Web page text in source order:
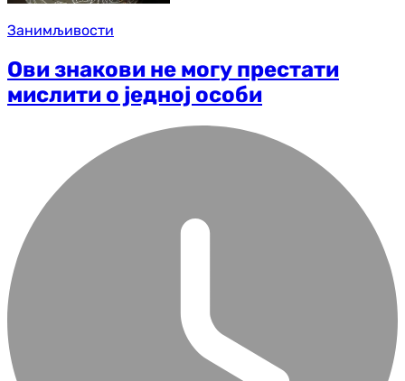
Занимљивости
Ови знакови не могу престати
мислити о једној особи